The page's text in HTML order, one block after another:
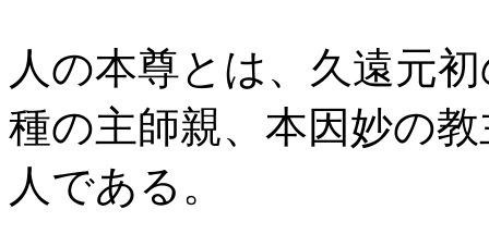
人の本尊とは、久遠元
種の主師親、本因妙の
人である。